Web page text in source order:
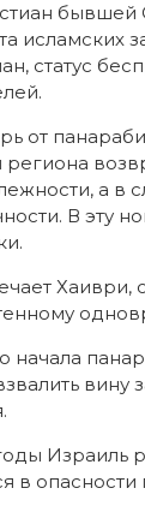
исламских
статус
от
а в
В эту
Хаиври,
начала
вину
Израиль
в